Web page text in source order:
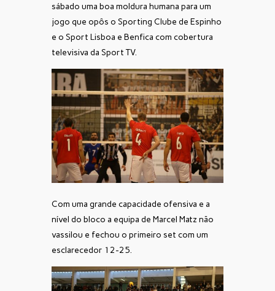
sábado uma boa moldura humana para um
jogo que opôs o Sporting Clube de Espinho
e o Sport Lisboa e Benfica com cobertura
televisiva da Sport TV.
Com uma grande capacidade ofensiva e a
nível do bloco a equipa de Marcel Matz não
vassilou e fechou o primeiro set com um
esclarecedor 12-25.